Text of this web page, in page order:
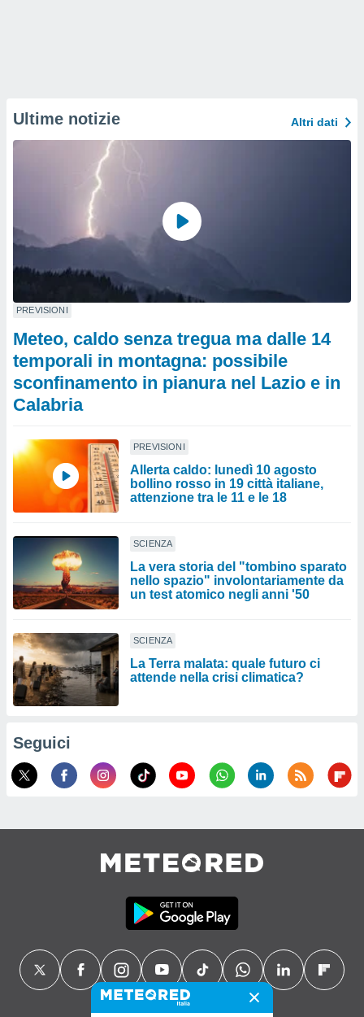
Ultime notizie Altri dati
PREVISIONI
Meteo, caldo senza tregua ma dalle 14
temporali in montagna: possibile
sconfinamento in pianura nel Lazio e in
Calabria
PREVISIONI
Allerta caldo: lunedì 10 agosto
bollino rosso in 19 città italiane,
attenzione tra le 11 e le 18
SCIENZA
La vera storia del "tombino sparato
nello spazio" involontariamente da
un test atomico negli anni '50
SCIENZA
La Terra malata: quale futuro ci
attende nella crisi climatica?
Seguici